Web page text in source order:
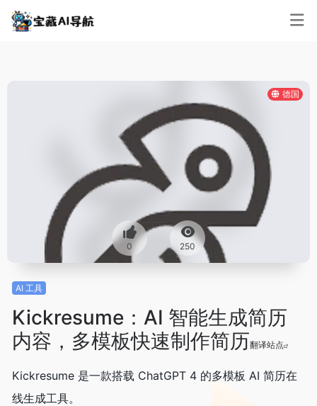
德国
0 250
AI 工具
Kickresume：AI 智能生成简历
内容，多模板快速制作简历翻译站点
Kickresume 是一款搭载 ChatGPT 4 的多模板 AI 简历在
线生成工具。